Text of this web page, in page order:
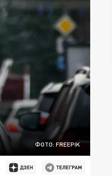
ФОТО: FREEPIK